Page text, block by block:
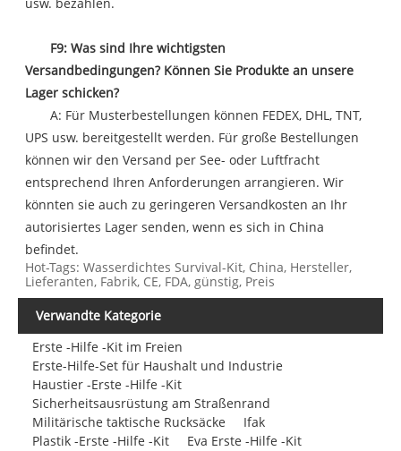
F9: Was sind Ihre wichtigsten
Versandbedingungen? Können Sie Produkte an unsere
Lager schicken?
A: Für Musterbestellungen können FEDEX, DHL, TNT,
UPS usw. bereitgestellt werden. Für große Bestellungen
können wir den Versand per See- oder Luftfracht
entsprechend Ihren Anforderungen arrangieren. Wir
könnten sie auch zu geringeren Versandkosten an Ihr
autorisiertes Lager senden, wenn es sich in China
befindet.
Hot-Tags: Wasserdichtes Survival-Kit, China, Hersteller,
Lieferanten, Fabrik, CE, FDA, günstig, Preis
Verwandte Kategorie
Erste -Hilfe -Kit im Freien
Erste-Hilfe-Set für Haushalt und Industrie
Haustier -Erste -Hilfe -Kit
Sicherheitsausrüstung am Straßenrand
Militärische taktische Rucksäcke
Ifak
Plastik -Erste -Hilfe -Kit
Eva Erste -Hilfe -Kit